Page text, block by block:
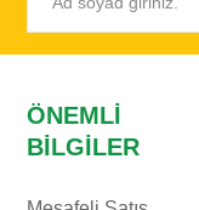
ÖNEMLI
BILGILER